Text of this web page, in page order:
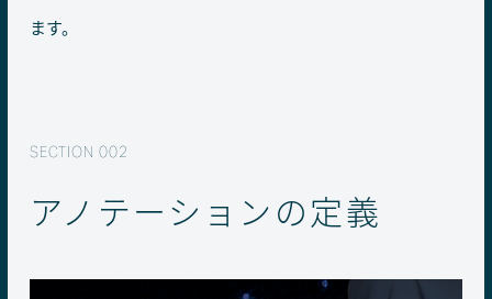
ます。
アノテーションの定義